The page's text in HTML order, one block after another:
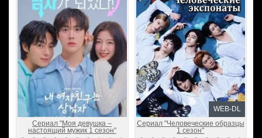
Сериал "Моя девушка –
настоящий мужик 1 сезон"
WEB-DL
Сериал "Человеческие образцы
1 сезон"